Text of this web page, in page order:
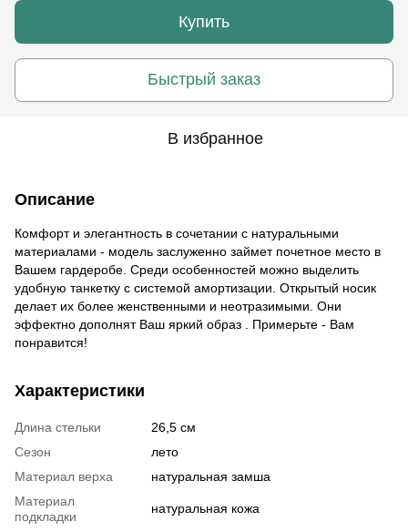
Купить
Быстрый заказ
В избранное
Описание
Комфорт и элегантность в сочетании с натуральными
материалами - модель заслуженно займет почетное место в
Вашем гардеробе. Среди особенностей можно выделить
удобную танкетку с системой амортизации. Открытый носик
делает их более женственными и неотразимыми. Они
эффектно дополнят Ваш яркий образ . Примерьте - Вам
понравится!
Характеристики
Длина стельки
26,5 см
Сезон
лето
Материал верха
натуральная замша
Материал
подкладки
натуральная кожа